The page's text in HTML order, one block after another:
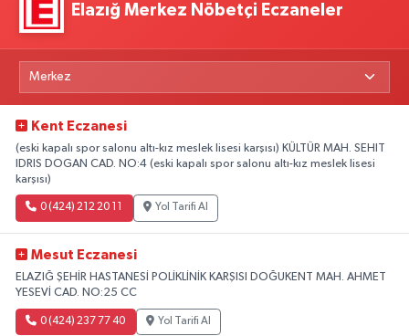
Elazığ Merkez Nöbetçi Eczaneler
Kent Eczanesi
(eski kapalı spor salonu altı-kız meslek lisesi karşısı) KÜLTÜR MAH. SEHIT
IDRIS DOGAN CAD. NO:4 (eski kapalı spor salonu altı-kız meslek lisesi
karşısı)
0 (424) 212 20 11 Yol Tarifi Al
Mesut Eczanesi
ELAZIĞ ŞEHİR HASTANESİ POLİKLİNİK KARŞISI DOĞUKENT MAH. AHMET
YESEVİ CAD. NO:25 CC
0 (424) 237 77 40 Yol Tarifi Al